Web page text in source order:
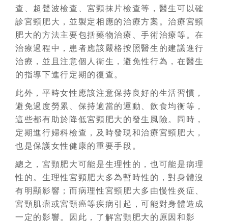
查、超聲波檢查、宮頸抹片檢查等，醫生可以確
診宮頸肥大，並製定相應的治療方案。治療宮頸
肥大的方法主要包括藥物治療、手術治療等。在
治療過程中，患者應該嚴格按照醫生的建議進行
治療，並且注意個人衛生，避免性行為，在醫生
的指導下進行定期的復查。
此外，平時女性應該注意保持良好的生活習慣，
避免過度勞累、保持適當的運動、飲食均衡等，
這些都有助於降低宮頸肥大的發生風險。同時，
定期進行婦科檢查，及時發現和治療宮頸肥大，
也是保護女性健康的重要手段。
總之，宮頸肥大可能是生理性的，也可能是病理
性的。生理性宮頸肥大多為暫時性的，對身體沒
有明顯影響；而病理性宮頸肥大多由慢性炎症、
宮頸肌瘤或宮頸癌等疾病引起，可能對身體造成
一定的影響。因此，了解宮頸肥大的原因和影